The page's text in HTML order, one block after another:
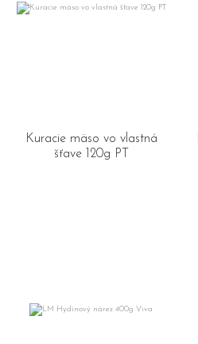
Kuracie mäso vo vlastná
šťave 120g PT